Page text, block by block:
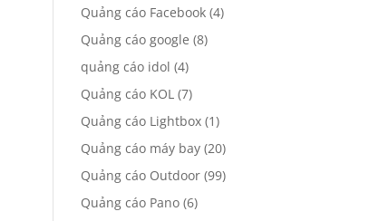
Quảng cáo Facebook (4)
Quảng cáo google (8)
quảng cáo idol (4)
Quảng cáo KOL (7)
Quảng cáo Lightbox (1)
Quảng cáo máy bay (20)
Quảng cáo Outdoor (99)
Quảng cáo Pano (6)